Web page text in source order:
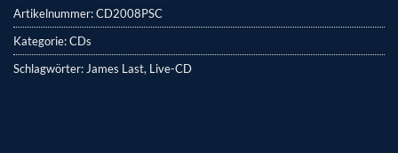
Artikelnummer:CD2008PSC
Kategorie:CDs
Schlagwörter: James Last, Live-CD